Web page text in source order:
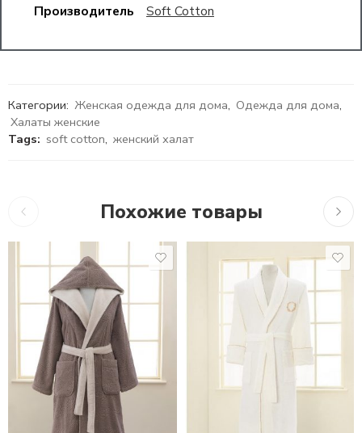
Производитель
Soft Cotton
Категории: Женская одежда для дома, Одежда для дома,
Халаты женские
Tags: soft cotton, женский халат
Похожие товары
2,104₽–9,830 ₽
S - 44
M - 46
L - 48
S
M